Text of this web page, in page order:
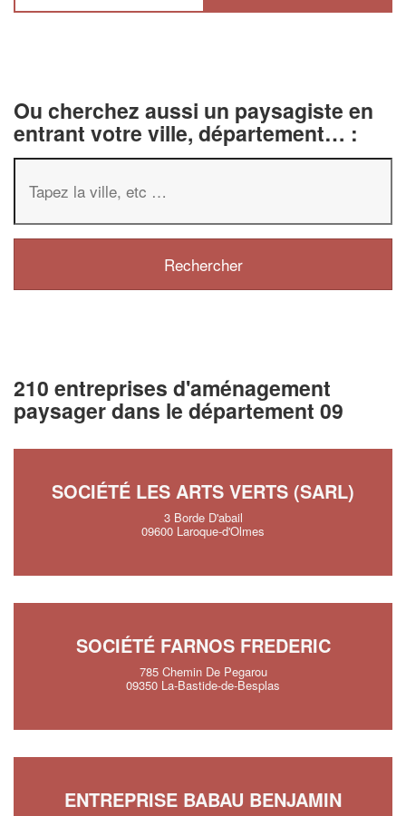
Ou cherchez aussi un paysagiste en
entrant votre ville, département… :
210 entreprises d'aménagement
paysager dans le département 09
SOCIÉTÉ LES ARTS VERTS (SARL)
3 Borde D'abail
09600 Laroque-d'Olmes
SOCIÉTÉ FARNOS FREDERIC
785 Chemin De Pegarou
09350 La-Bastide-de-Besplas
ENTREPRISE BABAU BENJAMIN